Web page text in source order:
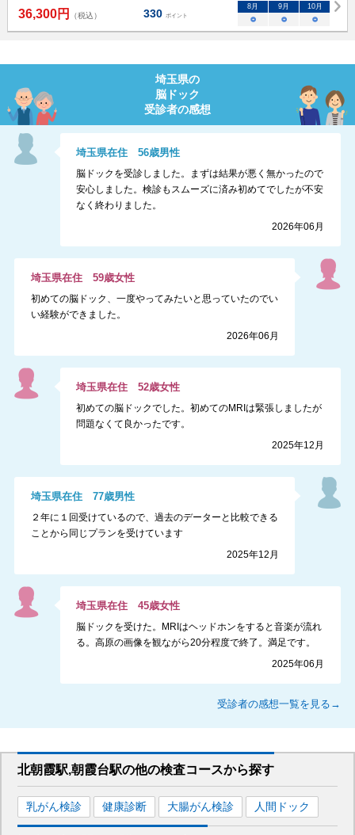
36,300円 （税込） 330 ポイント
8月 9月 10月
○ ○ ○
埼玉県の
脳ドック
受診者の感想
埼玉県在住56歳男性
脳ドックを受診しました。まずは結果が悪く無かったので
安心しました。検診もスムーズに済み初めてでしたが不安
なく終わりました。
2026年06月
埼玉県在住 59歳女性
初めての脳ドック、一度やってみたいと思っていたのでい
い経験ができました。
2026年06月
埼玉県在住52歳女性
初めての脳ドックでした。初めてのMRIは緊張しましたが
問題なくて良かったです。
2025年12月
埼玉県在住 77歳男性
２年に１回受けているので、過去のデーターと比較できる
ことから同じプランを受けています
2025年12月
埼玉県在住45歳女性
脳ドックを受けた。MRIはヘッドホンをすると音楽が流れ
る。高原の画像を観ながら20分程度で終了。満足です。
2025年06月
受診者の感想一覧を見る→
北朝霞駅,朝霞台駅の他の検査コースから探す
乳がん検診 健康診断 大腸がん検診 人間ドック